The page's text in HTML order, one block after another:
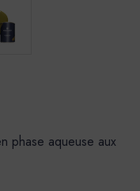
phase aqueuse aux